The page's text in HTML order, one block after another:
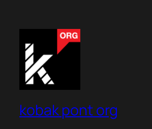
kobak pont org